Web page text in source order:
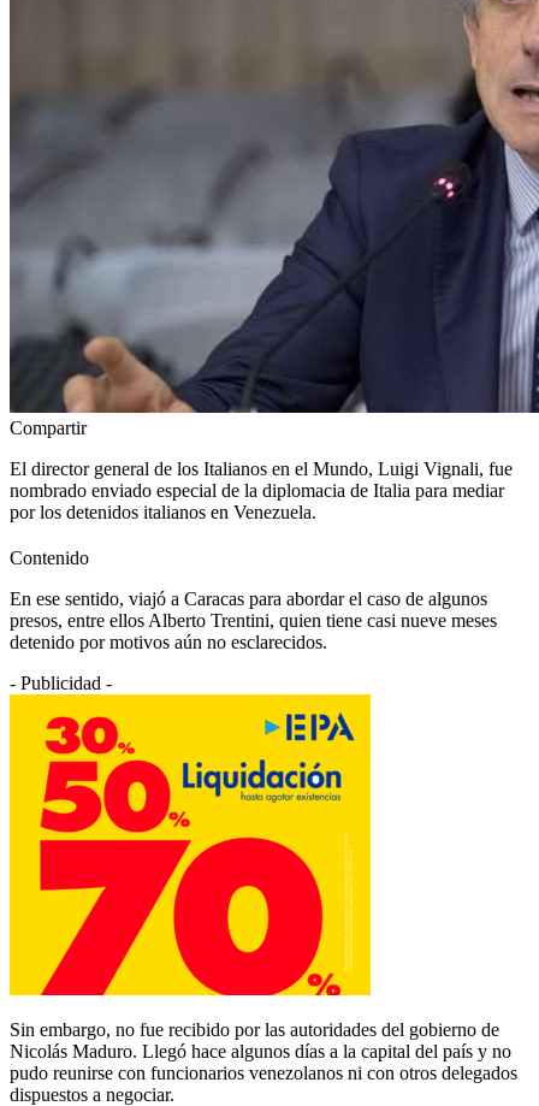
Compartir
El director general de los Italianos en el Mundo, Luigi Vignali, fue
nombrado enviado especial de la diplomacia de Italia para mediar
por los detenidos italianos en Venezuela.
Contenido
En ese sentido, viajó a Caracas para abordar el caso de algunos
presos, entre ellos Alberto Trentini, quien tiene casi nueve meses
detenido por motivos aún no esclarecidos.
- Publicidad -
Sin embargo, no fue recibido por las autoridades del gobierno de
Nicolás Maduro. Llegó hace algunos días a la capital del país y no
pudo reunirse con funcionarios venezolanos ni con otros delegados
dispuestos a negociar.